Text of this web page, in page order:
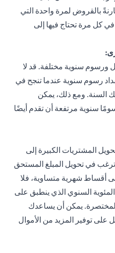
بالقروض لمرة واحدة التي
كل مرة تحتاج فيها إلى
ورسوم سنوية مختلفة. قد لا
رسوم سنوية عندما تنجح في
السنة. ومع ذلك، يمكن
سنوية مرتفعة أن تقدم أيضًا
المشتريات الكبيرة إلى
في تحويل المبلغ المستحق
أقساط شهرية متساوية، فلا
السنوي الذي ينطبق على
يمكن أن يساعدك
على توفير المزيد من الأموال